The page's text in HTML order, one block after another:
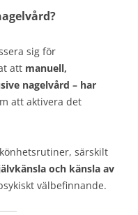
sig för
att manuell,
nagelvård – har
att aktivera det
särskilt
och känsla av
välbefinnande.